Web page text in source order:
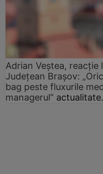
Adrian Veștea, reacție
Județean Brașov:
bag peste fluxurile
managerul”